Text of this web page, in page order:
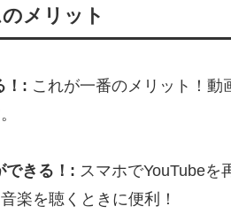
メリット
！: これが一番のメリット！動
できる！: スマホでYouTubeを
楽を聴くときに便利！